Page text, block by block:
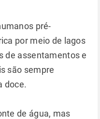
pré-
por meio de lagos
de assentamentos e
são sempre
doce.
de água, mas